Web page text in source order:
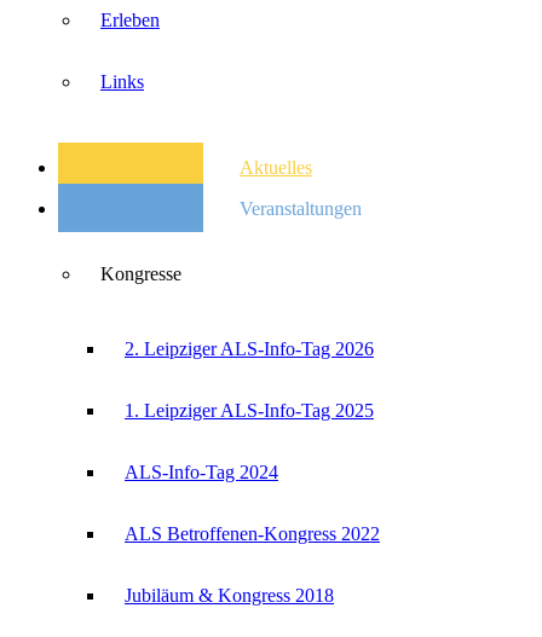
Erleben
Links
Aktuelles
Veranstaltungen
Kongresse
2. Leipziger ALS-Info-Tag 2026
1. Leipziger ALS-Info-Tag 2025
ALS-Info-Tag 2024
ALS Betroffenen-Kongress 2022
Jubiläum & Kongress 2018